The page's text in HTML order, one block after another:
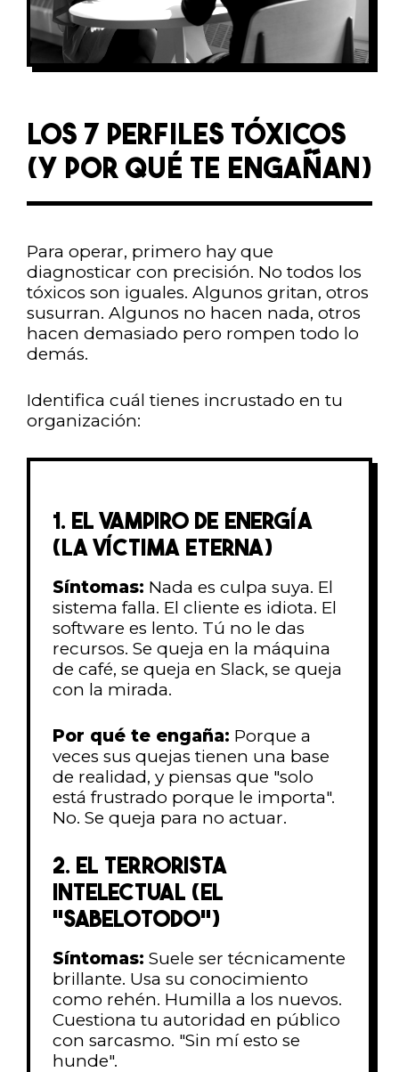
LOS 7 PERFILES TÓXICOS
(Y POR QUÉ TE ENGAÑAN)
Para operar, primero hay que
diagnosticar con precisión. No todos los
tóxicos son iguales. Algunos gritan, otros
susurran. Algunos no hacen nada, otros
hacen demasiado pero rompen todo lo
demás.
Identifica cuál tienes incrustado en tu
organización:
1. EL VAMPIRO DE ENERGÍA
(LA VÍCTIMA ETERNA)
Síntomas: Nada es culpa suya. El
sistema falla. El cliente es idiota. El
software es lento. Tú no le das
recursos. Se queja en la máquina
de café, se queja en Slack, se queja
con la mirada.
Por qué te engaña: Porque a
veces sus quejas tienen una base
de realidad, y piensas que "solo
está frustrado porque le importa".
No. Se queja para no actuar.
2. EL TERRORISTA
INTELECTUAL (EL
"SABELOTODO")
Síntomas: Suele ser técnicamente
brillante. Usa su conocimiento
como rehén. Humilla a los nuevos.
Cuestiona tu autoridad en público
con sarcasmo. "Sin mí esto se
hunde".